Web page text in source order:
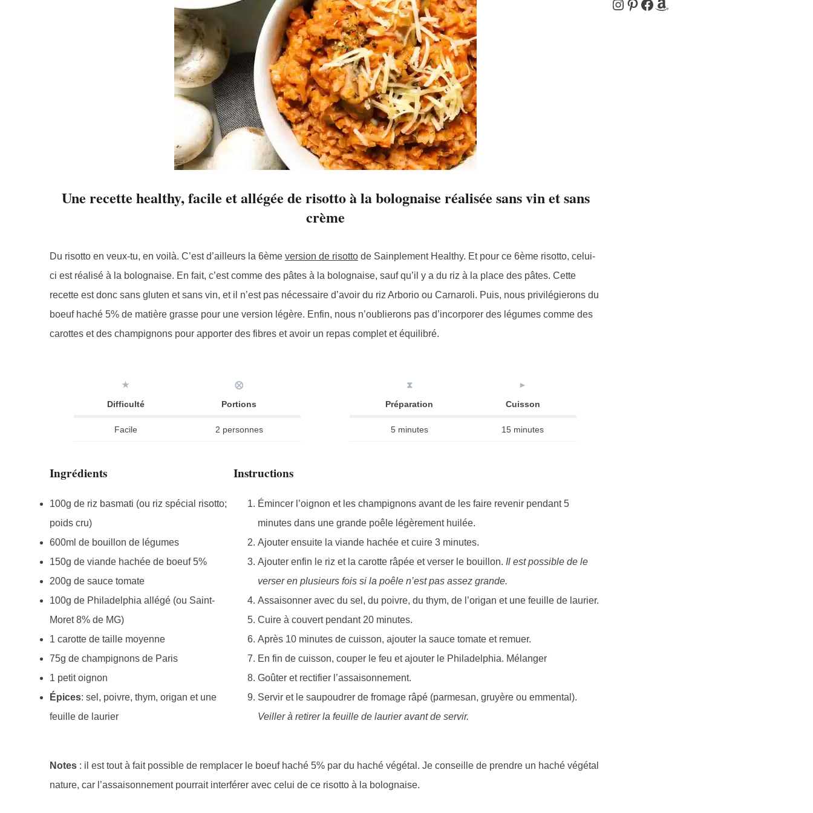
Instagram
Pinterest
Facebook
Amazon
Une recette healthy, facile et allégée de risotto à la bolognaise réalisée sans vin et sans
crème
Du risotto en veux-tu, en voilà. C’est d’ailleurs la 6ème version de risotto de Sainplement Healthy. Et pour ce 6ème risotto, celui-
ci est réalisé à la bolognaise. En fait, c’est comme des pâtes à la bolognaise, sauf qu’il y a du riz à la place des pâtes. Cette
recette est donc sans gluten et sans vin, et il n’est pas nécessaire d’avoir du riz Arborio ou Carnaroli. Puis, nous privilégierons du
boeuf haché 5% de matière grasse pour une version légère. Enfin, nous n’oublierons pas d’incorporer des légumes comme des
carottes et des champignons pour apporter des fibres et avoir un repas complet et équilibré.
★
Difficulté
⨂
Portions
Facile 2 personnes
⧗
Préparation
►
Cuisson
5 minutes 15 minutes
Ingrédients
100g de riz basmati (ou riz spécial risotto;
poids cru)
600ml de bouillon de légumes
150g de viande hachée de boeuf 5%
200g de sauce tomate
100g de Philadelphia allégé (ou Saint-
Moret 8% de MG)
1 carotte de taille moyenne
75g de champignons de Paris
1 petit oignon
Épices: sel, poivre, thym, origan et une
feuille de laurier
Instructions
Émincer l’oignon et les champignons avant de les faire revenir pendant 5
minutes dans une grande poêle légèrement huilée.
Ajouter ensuite la viande hachée et cuire 3 minutes.
Ajouter enfin le riz et la carotte râpée et verser le bouillon. Il est possible de le
verser en plusieurs fois si la poêle n’est pas assez grande.
Assaisonner avec du sel, du poivre, du thym, de l’origan et une feuille de laurier.
Cuire à couvert pendant 20 minutes.
Après 10 minutes de cuisson, ajouter la sauce tomate et remuer.
En fin de cuisson, couper le feu et ajouter le Philadelphia. Mélanger
Goûter et rectifier l’assaisonnement.
Servir et le saupoudrer de fromage râpé (parmesan, gruyère ou emmental).
Veiller à retirer la feuille de laurier avant de servir.
Notes : il est tout à fait possible de remplacer le boeuf haché 5% par du haché végétal. Je conseille de prendre un haché végétal
nature, car l’assaisonnement pourrait interférer avec celui de ce risotto à la bolognaise.